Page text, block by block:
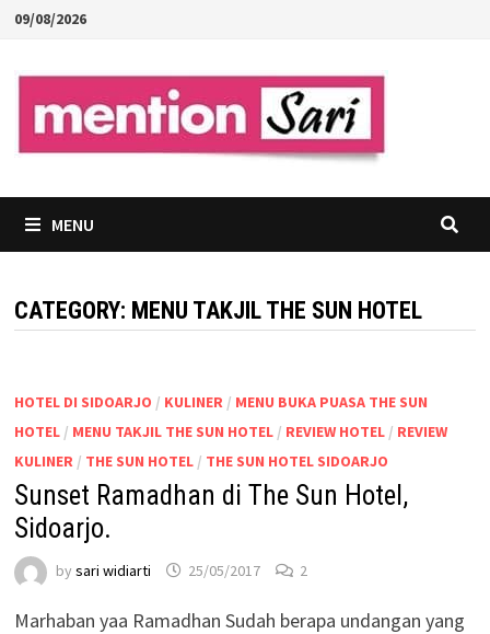
Skip
content
09/08/2026
MENU
CATEGORY: MENU TAKJIL THE SUN HOTEL
HOTEL DI SIDOARJO / KULINER/ MENU BUKA PUASA THE SUN
HOTEL/ MENU TAKJIL THE SUN HOTEL/ REVIEW HOTEL/ REVIEW
KULINER/ THE SUN HOTEL/ THE SUN HOTEL SIDOARJO
Sunset Ramadhan di The Sun Hotel,
Sidoarjo.
by sari widiarti 25/05/2017 2
Marhaban yaa Ramadhan Sudah berapa undangan yang